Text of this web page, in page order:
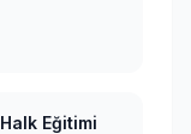
Eğitimi